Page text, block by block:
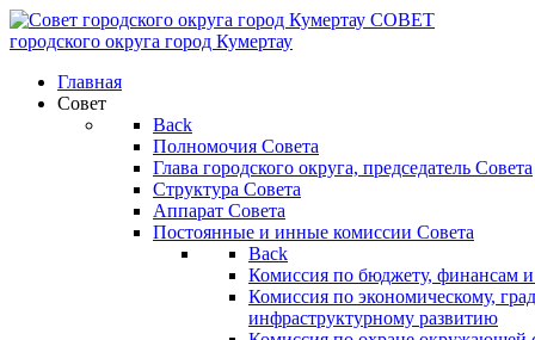
СОВЕТ
городского округа город Кумертау
Главная
Совет
Back
Полномочия Совета
Глава городского округа, председатель Совета
Структура Совета
Аппарат Совета
Постоянные и инные комиссии Совета
Back
Комиссия по бюджету, финансам и
Комиссия по экономическому,
инфраструктурному развитию